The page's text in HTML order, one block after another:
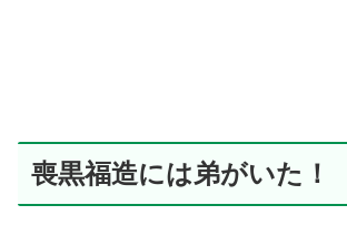
喪黒福造には弟がいた！